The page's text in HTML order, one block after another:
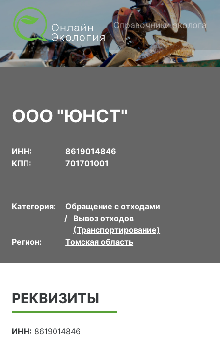
Справочники эколога
ООО "ЮНСТ"
ИНН:
8619014846
КПП:
701701001
Категория:
Обращение с отходами
Вывоз отходов
(Транспортирование)
Регион:
Томская область
РЕКВИЗИТЫ
ИНН: 8619014846